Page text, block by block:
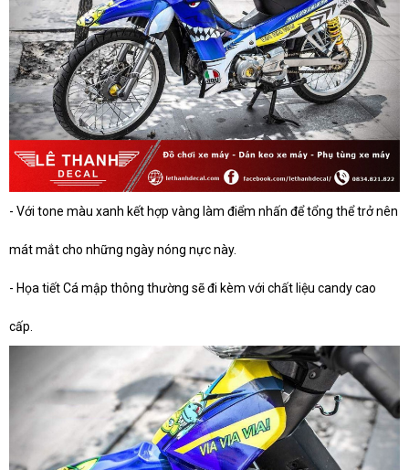
- Với tone màu xanh kết hợp vàng làm điểm nhấn để tổng thể trở nên
mát mắt cho những ngày nóng nực này.
- Họa tiết Cá mập thông thường sẽ đi kèm với chất liệu candy cao
cấp.